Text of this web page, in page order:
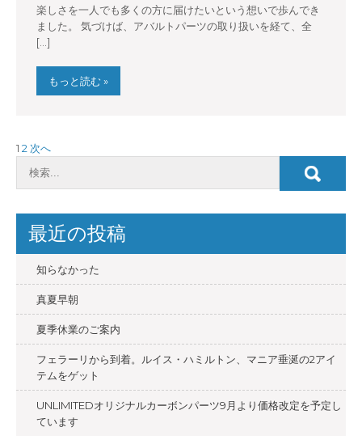
楽しさを一人でも多くの方に届けたいという想いで歩んでき
ました。 気づけば、アバルトパーツの取り扱いを経て、全
[…]
もっと読む »
投
稿
ペ
ー
ジ
送
り
1 2 次へ
最近の投稿
知らなかった
真夏早朝
夏季休業のご案内
フェラーリから到着。ルイス・ハミルトン、マニア垂涎の2アイ
テムをゲット
UNLIMITEDオリジナルカーボンパーツ9月より価格改定を予定し
ています